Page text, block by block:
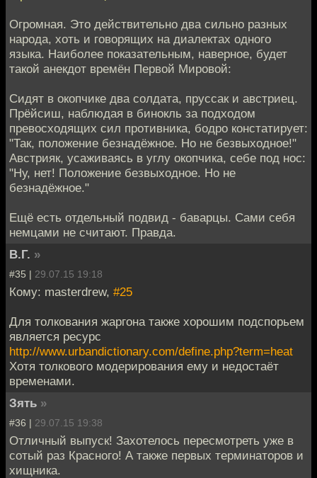
Огромная. Это действительно два сильно разных
народа, хоть и говорящих на диалектах одного
языка. Наиболее показательным, наверное, будет
такой анекдот времён Первой Мировой:
Сидят в окопчике два солдата, пруссак и австриец.
Прёйсиш, наблюдая в бинокль за подходом
превосходящих сил противника, бодро констатирует:
"Так, положение безнадёжное. Но не безвыходное!"
Австрияк, усаживаясь в углу окопчика, себе под нос:
"Ну, нет! Положение безвыходное. Но не
безнадёжное."
Ещё есть отдельный подвид - баварцы. Сами себя
немцами не считают. Правда.
В.Г. »
#35 | 29.07.15 19:18
Кому: masterdrew, #25
Для толкования жаргона также хорошим подспорьем
является ресурс
http://www.urbandictionary.com/define.php?term=heat
Хотя толкового модерирования ему и недостаёт
временами.
Зять »
#36 | 29.07.15 19:38
Отличный выпуск! Захотелось пересмотреть уже в
сотый раз Красного! А также первых терминаторов и
хищника.